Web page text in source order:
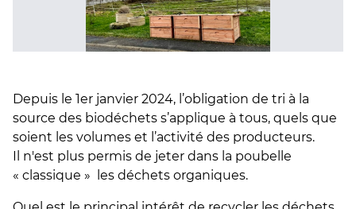
Depuis le 1er janvier 2024, l’obligation de tri à la
source des biodéchets s’applique à tous, quels que
soient les volumes et l’activité des producteurs.
Il n'est plus permis de jeter dans la poubelle
« classique » les déchets organiques.